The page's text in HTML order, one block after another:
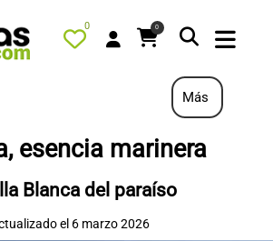
0 0
Más
esencia marinera
Blanca del paraíso
el 6 marzo 2026